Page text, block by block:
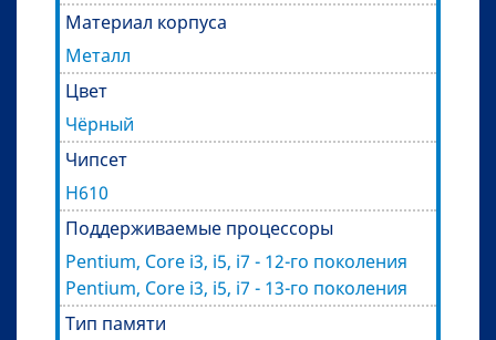
Материал корпуса
Металл
Цвет
Чёрный
Чипсет
H610
Поддерживаемые процессоры
Pentium, Core i3, i5, i7 - 12-го поколения
Pentium, Core i3, i5, i7 - 13-го поколения
Тип памяти